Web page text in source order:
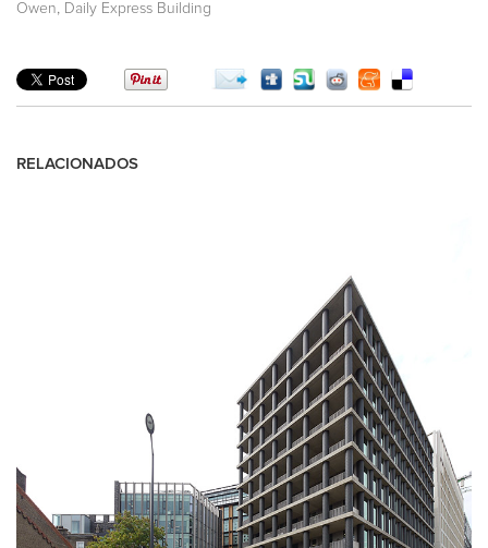
Owen Daily Express Building
RELACIONADOS